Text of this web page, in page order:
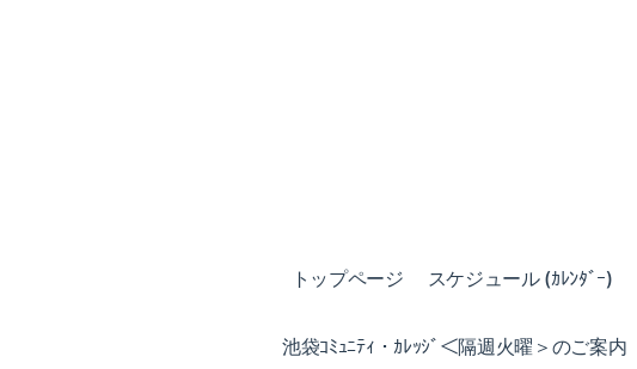
トップページ スケジュール (ｶﾚﾝﾀﾞｰ)
池袋ｺﾐｭﾆﾃｨ・ｶﾚｯｼﾞ＜隔週火曜＞のご案内